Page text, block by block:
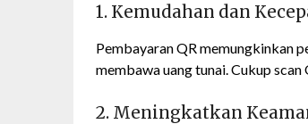
1. Kemudahan dan
Pembayaran QR memungkinkan
membawa uang tunai. Cukup
2. Meningkatkan